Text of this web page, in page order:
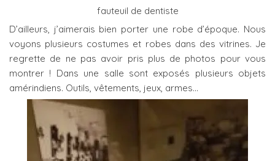
fauteuil de dentiste
D’ailleurs, j’aimerais bien porter une robe d’époque. Nous
voyons plusieurs costumes et robes dans des vitrines. Je
regrette de ne pas avoir pris plus de photos pour vous
montrer ! Dans une salle sont exposés plusieurs objets
amérindiens. Outils, vêtements, jeux, armes…